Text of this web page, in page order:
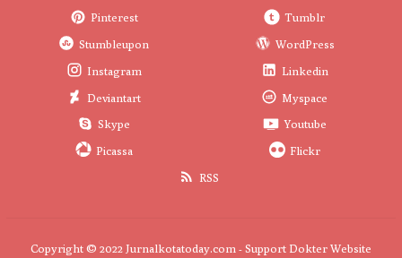
Pinterest
Tumblr
Stumbleupon
WordPress
Instagram
Linkedin
Deviantart
Myspace
Skype
Youtube
Picassa
Flickr
RSS
Copyright © 2022 Jurnalkotatoday.com - Support Dokter Website